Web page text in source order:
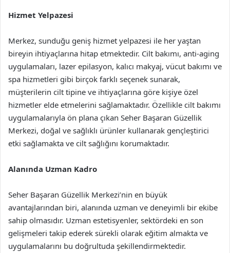
Hizmet Yelpazesi
Merkez, sunduğu geniş hizmet yelpazesi ile her yaştan
bireyin ihtiyaçlarına hitap etmektedir. Cilt bakımı, anti-aging
uygulamaları, lazer epilasyon, kalıcı makyaj, vücut bakımı ve
spa hizmetleri gibi birçok farklı seçenek sunarak,
müşterilerin cilt tipine ve ihtiyaçlarına göre kişiye özel
hizmetler elde etmelerini sağlamaktadır. Özellikle cilt bakımı
uygulamalarıyla ön plana çıkan Seher Başaran Güzellik
Merkezi, doğal ve sağlıklı ürünler kullanarak gençleştirici
etki sağlamakta ve cilt sağlığını korumaktadır.
Alanında Uzman Kadro
Seher Başaran Güzellik Merkezi’nin en büyük
avantajlarından biri, alanında uzman ve deneyimli bir ekibe
sahip olmasıdır. Uzman estetisyenler, sektördeki en son
gelişmeleri takip ederek sürekli olarak eğitim almakta ve
uygulamalarını bu doğrultuda şekillendirmektedir.